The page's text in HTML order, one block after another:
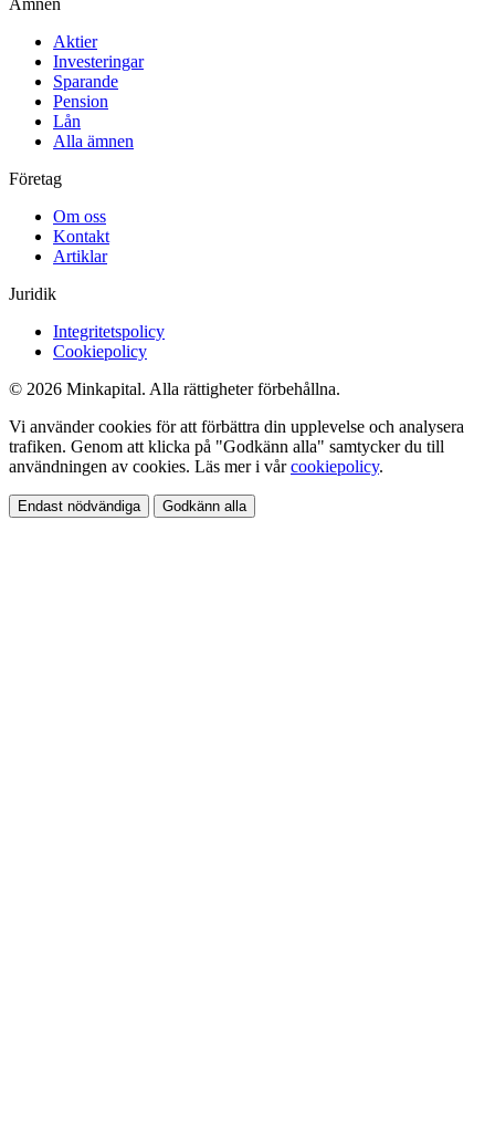
Aktier
Investeringar
Sparande
Pension
Lån
Alla ämnen
Företag
Om oss
Kontakt
Artiklar
Juridik
Integritetspolicy
Cookiepolicy
© 2026 Minkapital. Alla rättigheter förbehållna.
Vi använder cookies för att förbättra din upplevelse och analysera
trafiken. Genom att klicka på "Godkänn alla" samtycker du till
användningen av cookies. Läs mer i vårcookiepolicy.
Endast nödvändiga Godkänn alla